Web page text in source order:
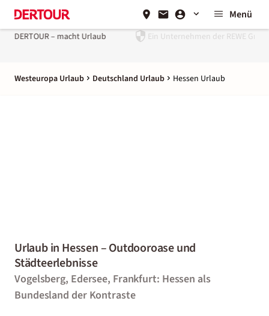
Menü
Ein Unternehmen der REWE Group
Westeuropa Urlaub Deutschland Urlaub Hessen Urlaub
Urlaub in Hessen – Outdooroase und
Städteerlebnisse
Vogelsberg, Edersee, Frankfurt: Hessen als
Bundesland der Kontraste